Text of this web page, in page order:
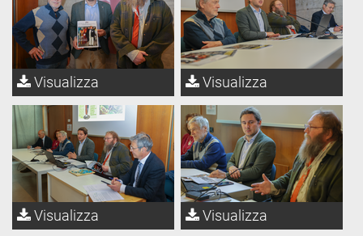
Visualizza Visualizza
Visualizza Visualizza